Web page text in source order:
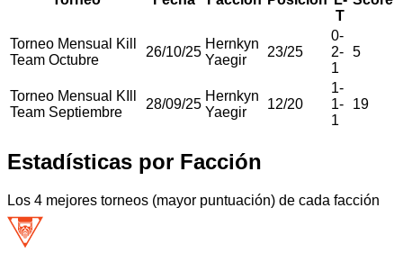
T
Torneo Mensual Kill
Team Octubre
26/10/25
Hernkyn
Yaegir
23/25
0-
2-
1
5
Torneo Mensual KIll
Team Septiembre
28/09/25
Hernkyn
Yaegir
12/20
1-
1-
1
19
Estadísticas por Facción
Los 4 mejores torneos (mayor puntuación) de cada facción